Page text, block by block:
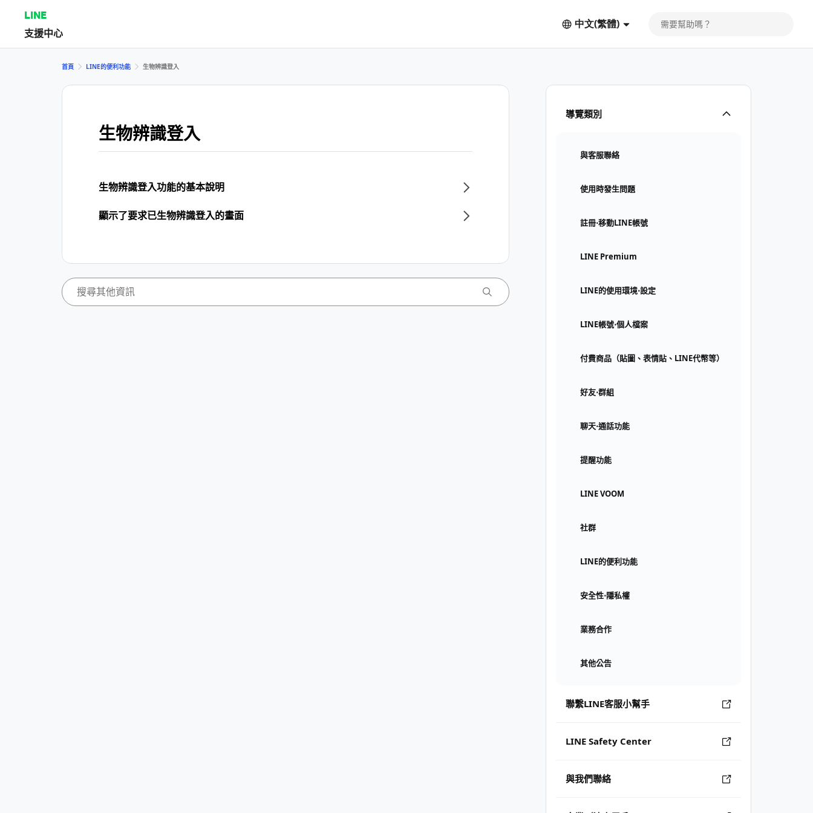
LINE
支援中心
中文(繁體)
導覽類別
與客服聯絡
使用時發生問題
註冊⋅移動LINE帳號
LINE Premium
LINE的使用環境⋅設定
LINE帳號⋅個人檔案
付費商品（貼圖、表情貼、LINE代幣等）
好友⋅群組
聊天⋅通話功能
提醒功能
LINE VOOM
社群
LINE的便利功能
安全性⋅隱私權
業務合作
其他公告
聯繫LINE客服小幫手
LINE Safety Center
與我們聯絡
首頁 LINE的便利功能 生物辨識登入
生物辨識登入
生物辨識登入功能的基本說明
顯示了要求已生物辨識登入的畫面